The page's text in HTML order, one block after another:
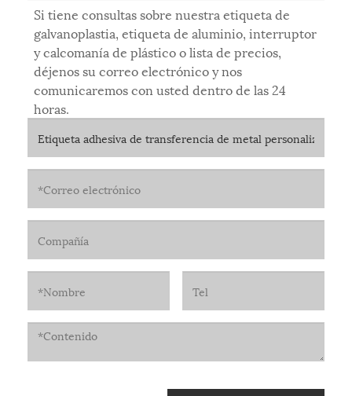
Si tiene consultas sobre nuestra etiqueta de
galvanoplastia, etiqueta de aluminio, interruptor
y calcomanía de plástico o lista de precios,
déjenos su correo electrónico y nos
comunicaremos con usted dentro de las 24
horas.